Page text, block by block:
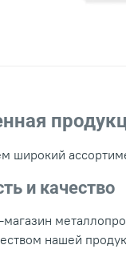
широкий
и качество
нашей